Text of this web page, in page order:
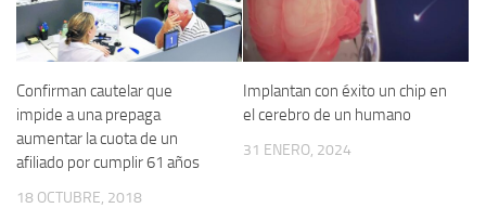
Confirman cautelar que
impide a una prepaga
aumentar la cuota de un
afiliado por cumplir 61 años
18 OCTUBRE, 2018
Implantan con éxito un chip en
el cerebro de un humano
31 ENERO, 2024